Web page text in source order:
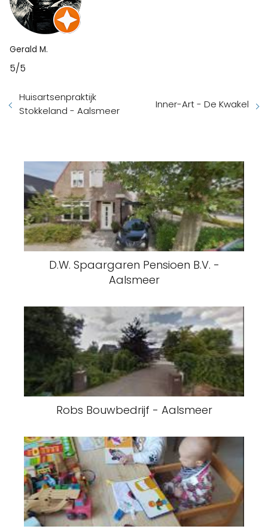
Gerald M.
5/5
Huisartsenpraktijk
Stokkeland - Aalsmeer
Inner-Art - De Kwakel
D.W. Spaargaren Pensioen B.V. -
Aalsmeer
Robs Bouwbedrijf - Aalsmeer